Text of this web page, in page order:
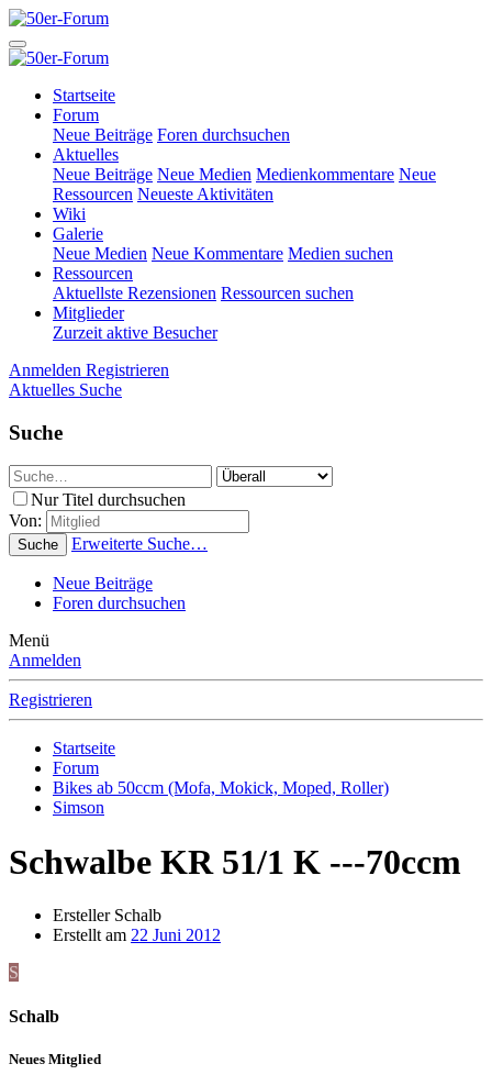
Startseite
Forum
Neue Beiträge Foren durchsuchen
Aktuelles
Neue Beiträge Neue Medien Medienkommentare Neue
Ressourcen Neueste Aktivitäten
Wiki
Galerie
Neue Medien Neue Kommentare Medien suchen
Ressourcen
Aktuellste Rezensionen Ressourcen suchen
Mitglieder
Zurzeit aktive Besucher
Anmelden Registrieren
Aktuelles Suche
Suche
Nur Titel durchsuchen
Von:
Suche Erweiterte Suche…
Neue Beiträge
Foren durchsuchen
Menü
Anmelden
Registrieren
Startseite
Forum
Bikes ab 50ccm (Mofa, Mokick, Moped, Roller)
Simson
Schwalbe KR 51/1 K ---70ccm
ErstellerSchalb
Erstellt am 22 Juni 2012
S
Schalb
Neues Mitglied